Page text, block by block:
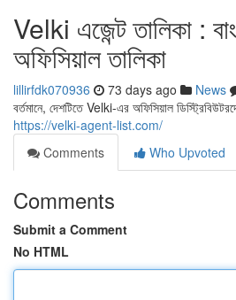
Velki এজেন্ট তালিকা :
অফিসিয়াল তালিকা
lillirfdk070936 73 days ago News
বর্তমানে, দেশটিতে Velki-এর অফিসিয়াল
https://velki-agent-list.com/
Comments
Who Upvoted
Comments
Submit a Comment
No HTML